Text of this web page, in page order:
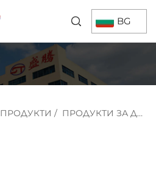
BG
ПРОДУКТИ / ПРОДУКТИ ЗА ДОМАШНИ ЖИВОТНИ ОТ ЕВА